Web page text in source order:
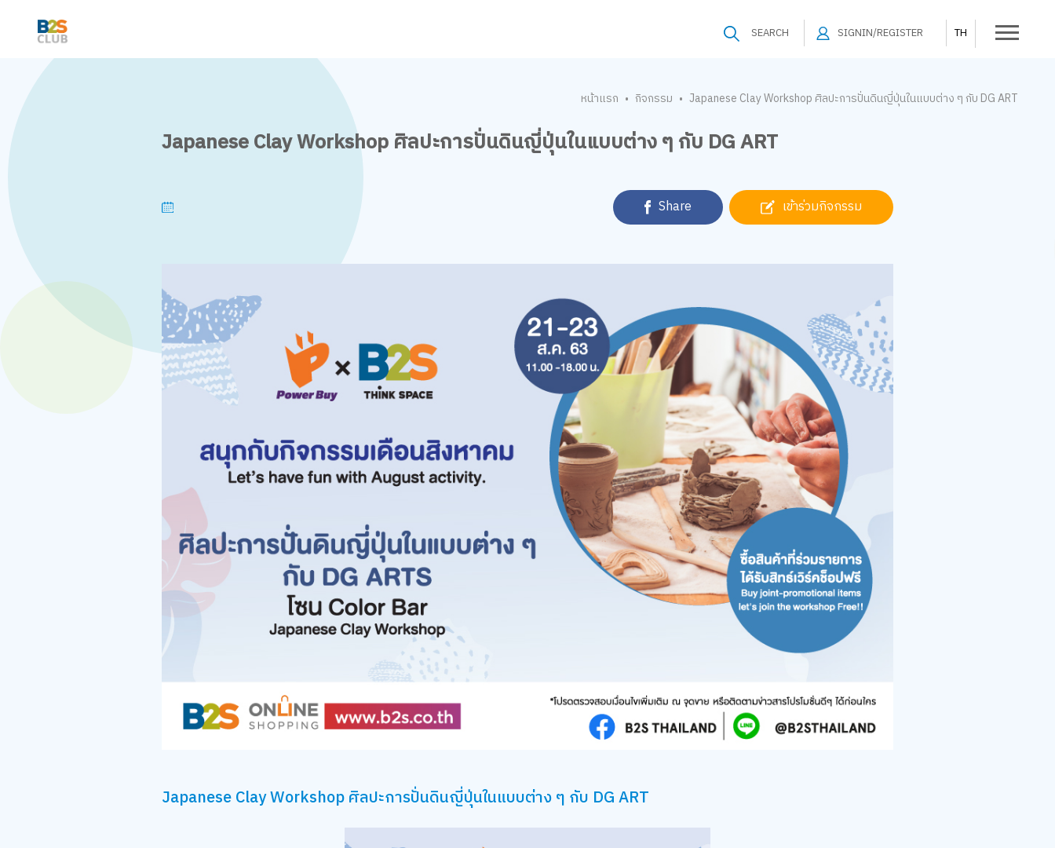
SEARCH SIGNIN/REGISTER TH
หน้าแรก • กิจกรรม • Japanese Clay Workshop ศิลปะการปั่นดินญี่ปุ่นในแบบต่าง ๆ กับ DG ART
Japanese Clay Workshop ศิลปะการปั่นดินญี่ปุ่นในแบบต่าง ๆ กับ DG ART
Share เข้าร่วมกิจกรรม
Japanese Clay Workshop ศิลปะการปั่นดินญี่ปุ่นในแบบต่าง ๆ กับ DG ART